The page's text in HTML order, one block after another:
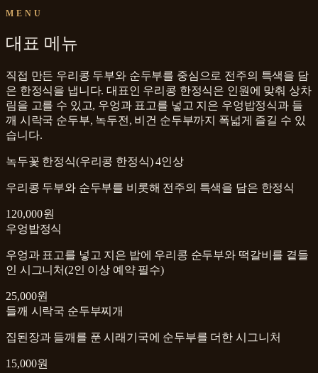
MENU
대표 메뉴
직접 만든 우리콩 두부와 순두부를 중심으로 전주의 특색을 담
은 한정식을 냅니다. 대표인 우리콩 한정식은 인원에 맞춰 상차
림을 고를 수 있고, 우엉과 표고를 넣고 지은 우엉밥정식과 들
깨 시락국 순두부, 녹두전, 비건 순두부까지 폭넓게 즐길 수 있
습니다.
녹두꽃 한정식(우리콩 한정식) 4인상
우리콩 두부와 순두부를 비롯해 전주의 특색을 담은 한정식
120,000원
우엉밥정식
우엉과 표고를 넣고 지은 밥에 우리콩 순두부와 떡갈비를 곁들
인 시그니처(2인 이상 예약 필수)
25,000원
들깨 시락국 순두부찌개
집된장과 들깨를 푼 시래기국에 순두부를 더한 시그니처
15,000원